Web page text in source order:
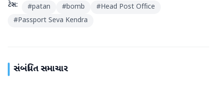
ટેગ્સ: #patan #bomb #Head Post Office
#Passport Seva Kendra
સંબંધિત સમાચાર